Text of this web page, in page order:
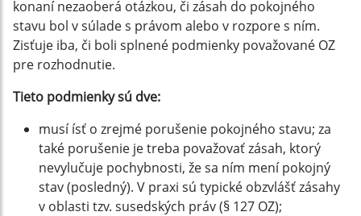
konaní nezaoberá otázkou, či zásah do pokojného
stavu bol v súlade s právom alebo v rozpore s ním.
Zisťuje iba, či boli splnené podmienky považované OZ
pre rozhodnutie.
Tieto podmienky sú dve:
musí ísť o zrejmé porušenie pokojného stavu; za
také porušenie je treba považovať zásah, ktorý
nevylučuje pochybnosti, že sa ním mení pokojný
stav (posledný). V praxi sú typické obzvlášť zásahy
v oblasti tzv. susedských práv (§ 127 OZ);